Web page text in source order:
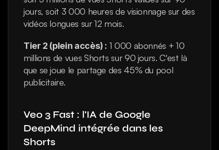
jours, soit 3 000 heures de visionnage sur des
vidéos longues sur 12 mois.
Tier 2 (plein accès) : 1 000 abonnés + 10
millions de vues Shorts sur 90 jours. C'est là
que se joue le partage des 45% du pool
publicitaire.
Veo 3 Fast : l'IA de Google
DeepMind intégrée dans les
Shorts